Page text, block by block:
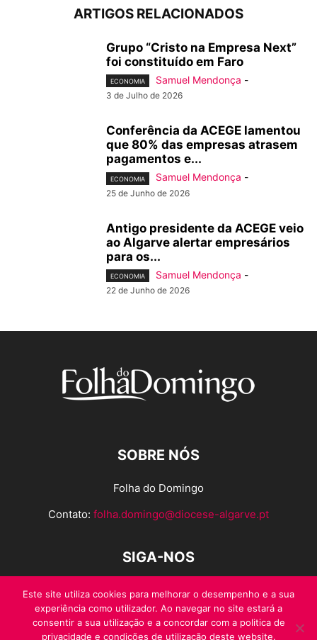
ARTIGOS RELACIONADOS
Grupo “Cristo na Empresa Next”
foi constituído em Faro
ECONOMIA Samuel Mendonça -
3 de Julho de 2026
Conferência da ACEGE lamentou
que 80% das empresas atrasem
pagamentos e...
ECONOMIA Samuel Mendonça -
25 de Junho de 2026
Antigo presidente da ACEGE veio
ao Algarve alertar empresários
para os...
ECONOMIA Samuel Mendonça -
22 de Junho de 2026
SOBRE NÓS
Folha do Domingo
Contato: folha.domingo@diocese-algarve.pt
SIGA-NOS
Este site utiliza cookies para melhorar o desempenho e a sua
experiência como utilizador. Ao navegar no site estará a
consentir a sua utilização e a concordar com a politica de
privacidade e condições de utilização deste website.